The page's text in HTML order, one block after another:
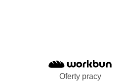
Oferty pracy